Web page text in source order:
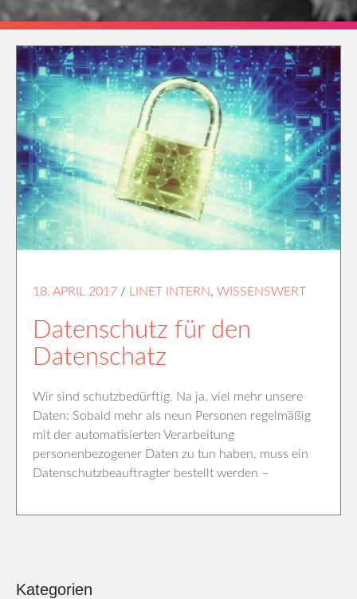
18. APRIL 2017 / LINET INTERN, WISSENSWERT
Datenschutz für den
Datenschatz
Wir sind schutzbedürftig. Na ja, viel mehr unsere
Daten: Sobald mehr als neun Personen regelmäßig
mit der automatisierten Verarbeitung
personenbezogener Daten zu tun haben, muss ein
Datenschutzbeauftragter bestellt werden –
Kategorien